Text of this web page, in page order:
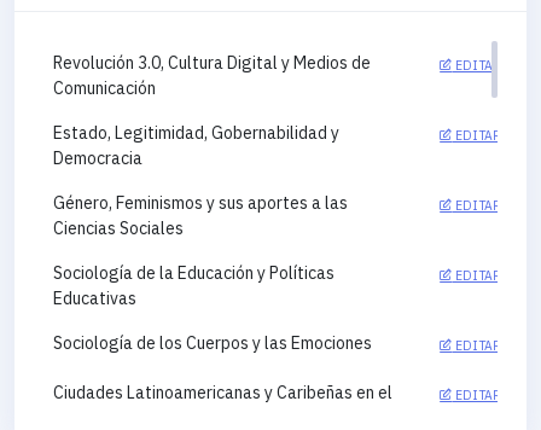
Revolución 3.0, Cultura Digital y Medios de
Comunicación
EDITAR
Estado, Legitimidad, Gobernabilidad y
Democracia
EDITAR
Género, Feminismos y sus aportes a las
Ciencias Sociales
EDITAR
Sociología de la Educación y Políticas
Educativas
EDITAR
Sociología de los Cuerpos y las Emociones EDITAR
Ciudades Latinoamericanas y Caribeñas en el
EDITAR